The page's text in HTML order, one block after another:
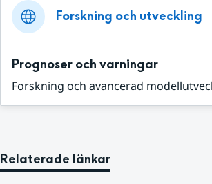
Forskning och utveckling
Prognoser och varningar
Forskning och avancerad
Relaterade länkar